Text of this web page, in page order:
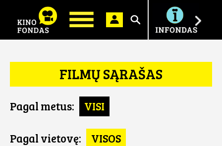
Ieškoti
FILMŲ SĄRAŠAS
Pagal metus: VISI
Pagal vietovę:
VISOS